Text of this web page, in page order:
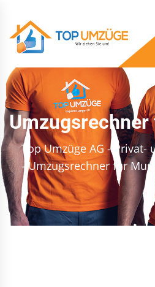
Top Umzüge AG - Privat-
- Umzugsrechner für Muri